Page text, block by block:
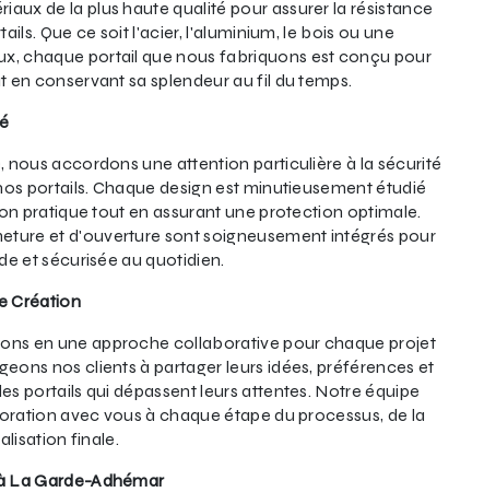
de la plus haute qualité pour assurer la résistance
Que ce soit l'acier, l'aluminium, le bois ou une
chaque portail que nous fabriquons est conçu pour
en conservant sa splendeur au fil du temps.
nous accordons une attention particulière à la sécurité
portails. Chaque design est minutieusement étudié
pratique tout en assurant une protection optimale.
et d'ouverture sont soigneusement intégrés pour
et sécurisée au quotidien.
Création
en une approche collaborative pour chaque projet
nos clients à partager leurs idées, préférences et
portails qui dépassent leurs attentes. Notre équipe
avec vous à chaque étape du processus, de la
finale.
La Garde-Adhémar